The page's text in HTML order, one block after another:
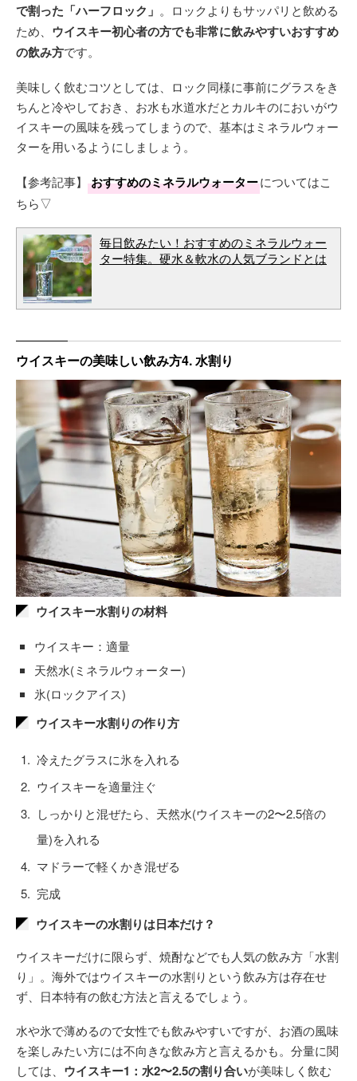
で割った「ハーフロック」 。ロックよりもサッパリと飲める
ため、 ウイスキー初心者の方でも非常に飲みやすいおすすめ
の飲み方です。
美味しく飲むコツとしては、ロック同様に事前にグラスをき
ちんと冷やしておき、お水も水道水だとカルキのにおいがウ
イスキーの風味を残ってしまうので、基本はミネラルウォー
ターを用いるようにしましょう。
【参考記事】 おすすめのミネラルウォーターについてはこ
ちら▽
毎日飲みたい！おすすめのミネラルウォー
ター特集。硬水＆軟水の人気ブランドとは
ウイスキーの美味しい飲み方4. 水割り
ウイスキー水割りの材料
ウイスキー：適量
天然水(ミネラルウォーター)
氷(ロックアイス)
ウイスキー水割りの作り方
冷えたグラスに氷を入れる
ウイスキーを適量注ぐ
しっかりと混ぜたら、天然水(ウイスキーの2〜2.5倍の
量)を入れる
マドラーで軽くかき混ぜる
完成
ウイスキーの水割りは日本だけ？
ウイスキーだけに限らず、焼酎などでも人気の飲み方「水割
り」。海外ではウイスキーの水割りという飲み方は存在せ
ず、日本特有の飲む方法と言えるでしょう。
水や氷で薄めるので女性でも飲みやすいですが、お酒の風味
を楽しみたい方には不向きな飲み方と言えるかも。分量に関
しては、 ウイスキー1：水2〜2.5の割り合いが美味しく飲む